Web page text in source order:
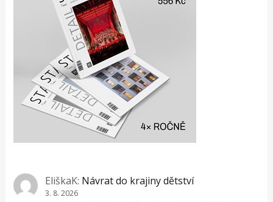
EliškaK: Návrat do krajiny dětství
3. 8. 2026